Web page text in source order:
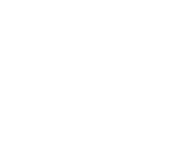
度
度